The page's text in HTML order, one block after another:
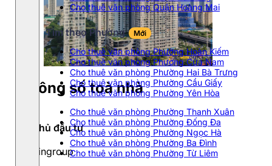
Cho thuê văn phòng Quận Hoàng Mai
Tìm theo Phường Mới
Cho thuê văn phòng Phường Hoàn Kiếm
Cho thuê văn phòng Phường Cửa Nam
Cho thuê văn phòng Phường Hai Bà Trưng
Cho thuê văn phòng Phường Cầu Giấy
Cho thuê văn phòng Phường Yên Hòa
Cho thuê văn phòng Phường Thanh Xuân
Cho thuê văn phòng Phường Đống Đa
Cho thuê văn phòng Phường Ngọc Hà
Cho thuê văn phòng Phường Ba Đình
Cho thuê văn phòng Phường Từ Liêm
Thông số toà nhà
Chủ đầu tư
Vingroup